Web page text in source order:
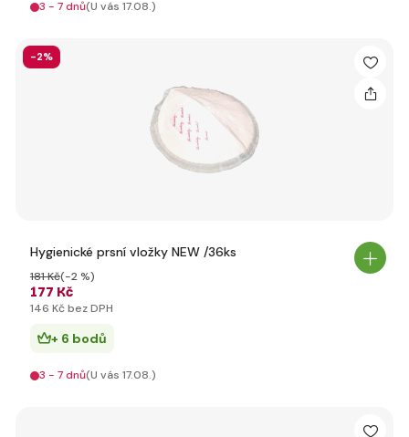
3 - 7 dnů(U vás 17.08.)
-2%
Hygienické prsní vložky NEW /36ks
177 Kč
181 Kč(-2 %)
146 Kč bez DPH
+ 6 bodů
3 - 7 dnů(U vás 17.08.)